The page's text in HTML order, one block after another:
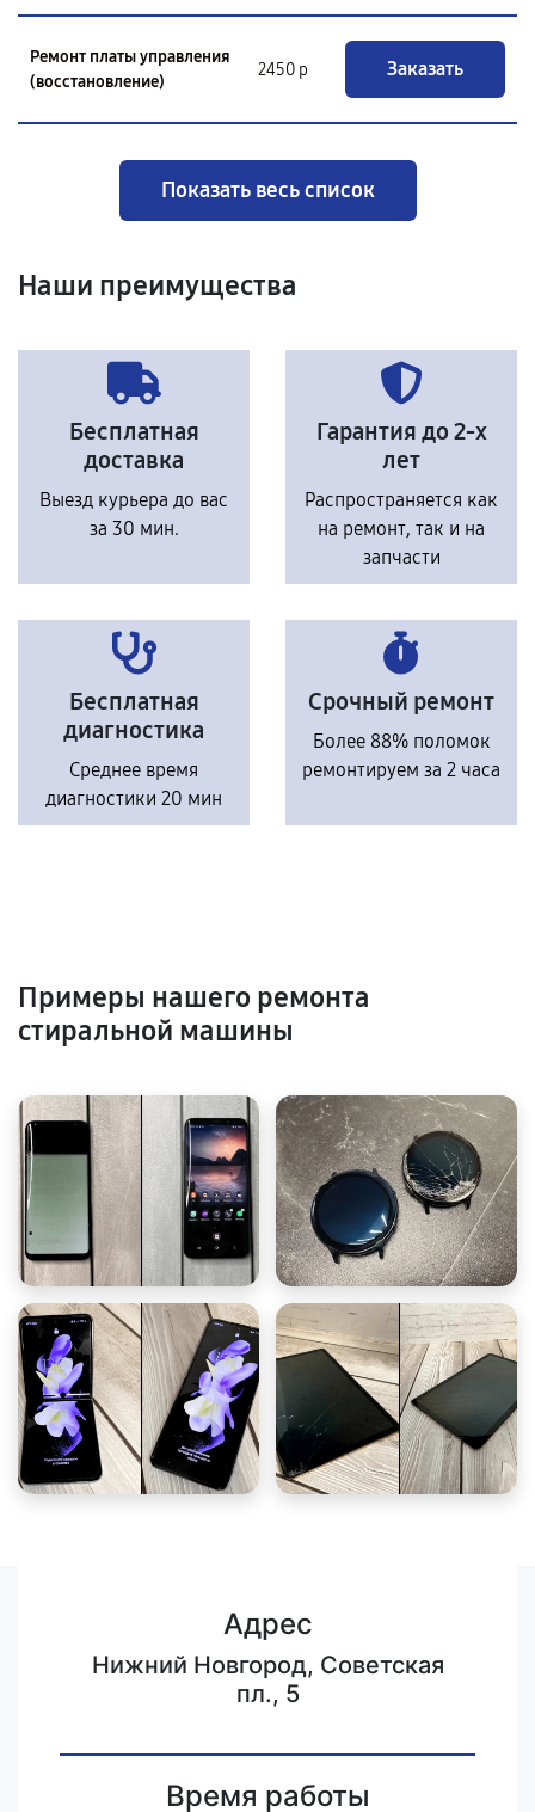
Ремонт платы управления
(восстановление)
2450 р Заказать
Показать весь список
Наши преимущества
Бесплатная
доставка
Выезд курьера до вас
за 30 мин.
Гарантия до 2-х
лет
Распространяется как
на ремонт, так и на
запчасти
Бесплатная
диагностика
Среднее время
диагностики 20 мин
Срочный ремонт
Более 88% поломок
ремонтируем за 2 часа
Примеры нашего ремонта
стиральной машины
Адрес
Нижний Новгород, Советская
пл., 5
Время работы